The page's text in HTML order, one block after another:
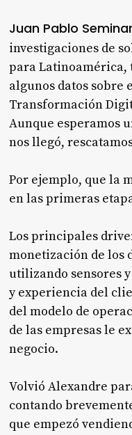
Juan Pablo
investigaciones de
para Latinoamérica,
algunos datos sobre
Transformación
Aunque esperamos
nos llegó,
Por ejemplo, que la
en las primeras
Los principales
monetización de los
utilizando sensores
y experiencia del
del modelo de
de las empresas le
negocio.
Volvió Alexandre
contando
que empezó